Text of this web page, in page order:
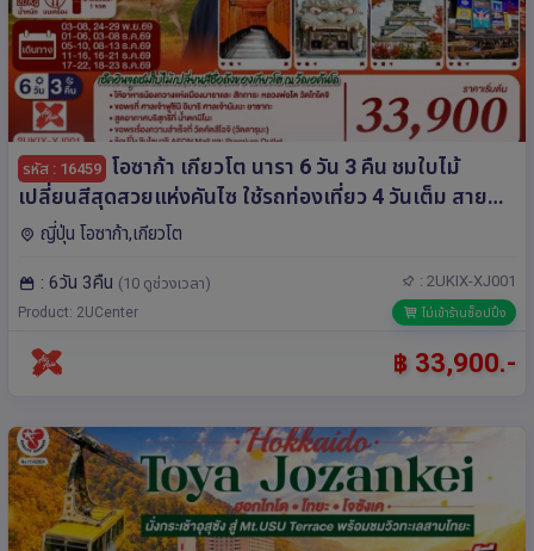
รหัส : 16459 โอซาก้า เกียวโต นารา 6 วัน 3 คืน ชมใบไม้
เปลี่ยนสีสุดสวยแห่งคันไซ ใช้รถท่องเที่ยว 4 วันเต็ม สาย
การบิน ไทยแอร์เอเชีย เอ็กซ์
ญี่ปุ่น โอซาก้า,เกียวโต
: 6วัน 3คืน (10 ดูช่วงเวลา) : 2UKIX-XJ001
Product: 2UCenter ไม่เข้าร้านช็อปปิ้ง
฿ 33,900.-